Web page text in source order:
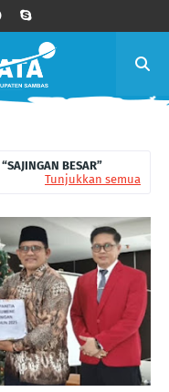
SAJINGAN BESAR
Tunjukkan semua